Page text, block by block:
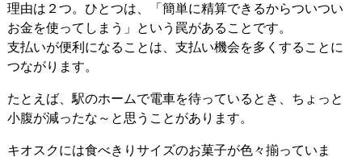
理由は２つ。ひとつは、「簡単に精算できるからついつい
お金を使ってしまう」という罠があることです。
支払いが便利になることは、支払い機会を多くすることに
つながります。
たとえば、駅のホームで電車を待っているとき、ちょっと
小腹が減ったな～と思うことがあります。
キオスクには食べきりサイズのお菓子が色々揃っていま